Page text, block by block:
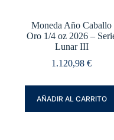
Moneda Año Caballo
Oro 1/4 oz 2026 –
Lunar III
1.120,98€
AÑADIR AL CARRITO